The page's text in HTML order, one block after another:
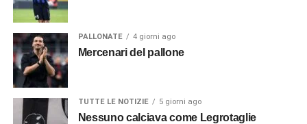
PALLONATE 4 giorni ago
Mercenari del pallone
TUTTE LE NOTIZIE 5 giorni ago
Nessuno calciava come Legrotaglie